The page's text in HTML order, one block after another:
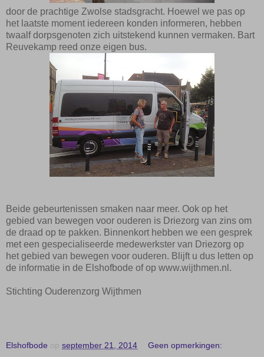
door de prachtige Zwolse stadsgracht. Hoewel we pas op
het laatste moment iedereen konden informeren, hebben
twaalf dorpsgenoten zich uitstekend kunnen vermaken. Bart
Reuvekamp reed onze eigen bus.
Beide gebeurtenissen smaken naar meer. Ook op het
gebied van bewegen voor ouderen is Driezorg van zins om
de draad op te pakken. Binnenkort hebben we een gesprek
met een gespecialiseerde medewerkster van Driezorg op
het gebied van bewegen voor ouderen. Blijft u dus letten op
de informatie in de Elshofbode of op www.wijthmen.nl.
Stichting Ouderenzorg Wijthmen
Elshofbode op september 21, 2014 Geen opmerkingen: